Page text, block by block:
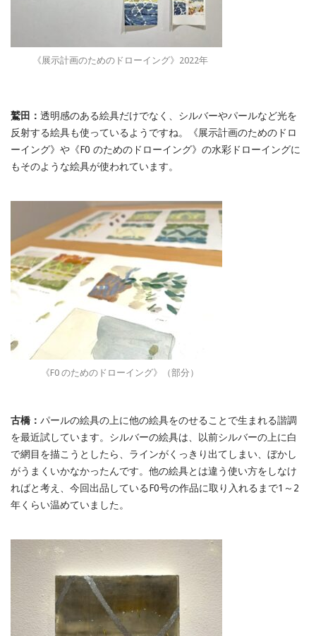
《展示計画のためのドローイング》2022年
鷲田： 透明感のある絵具だけでなく、シルバーやパールなど光を
反射する絵具も使っているようですね。《展示計画のためのドロ
ーイング》や《F0 のためのドローイング》の水彩ドローイングに
もそのような絵具が使われています。
《F0 のためのドローイング》（部分）
古橋： パールの絵具の上に他の絵具をのせることで生まれる諧調
を最近試しています。シルバーの絵具は、以前シルバーの上に白
で網目を描こうとしたら、ラインがくっきり出てしまい、ぼかし
がうまくいかなかったんです。他の絵具とは違う使い方をしなけ
ればと考え、今回出品しているF0号の作品に取り入れるまで1～2
年くらい温めていました。